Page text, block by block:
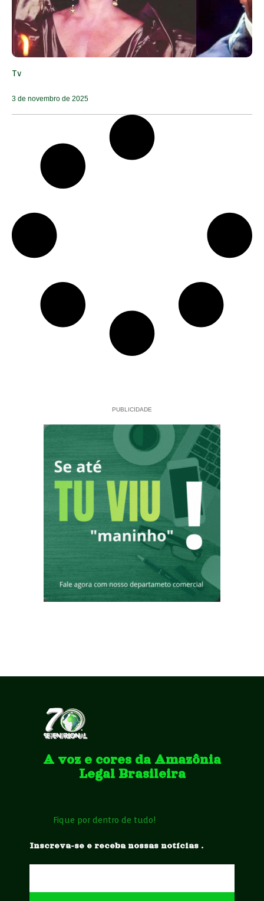
Tv
3 de novembro de 2025
PUBLICIDADE
A voz e cores da Amazônia
Legal Brasileira
Fique por dentro de tudo!
Inscreva-se e receba nossas notícias .